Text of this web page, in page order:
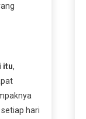
itu,
hari